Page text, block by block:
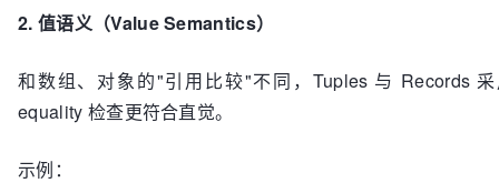
2. 值语义（Value Semantics）
和数组、对象的"引用比较"不同，Tuples 与 Records
equality 检查更符合直觉。
示例：